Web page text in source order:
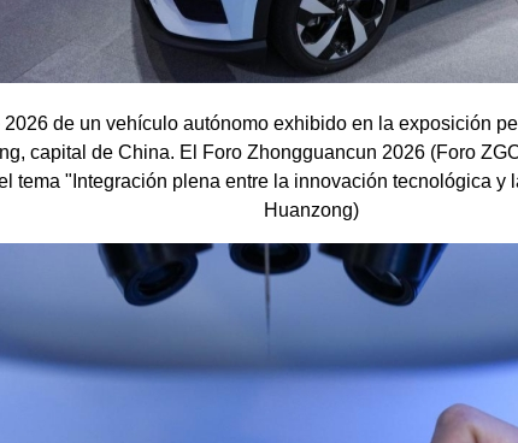
2026 de un vehículo autónomo exhibido en la exposición
capital de China. El Foro Zhongguancun 2026 (Foro
tema "Integración plena entre la innovación tecnológica y
Huanzong)